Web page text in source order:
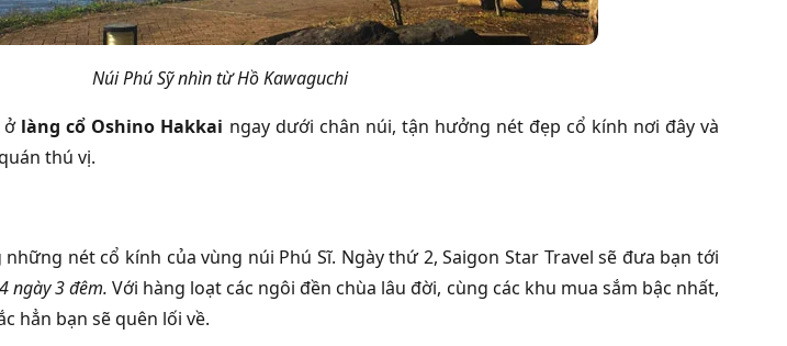
Núi Phú Sỹ nhìn từ Hồ Kawaguchi
ở làng cổ Oshino Hakkai ngay dưới chân núi, tận hưởng nét đẹp cổ kính nơi đây và
thú vị.
nét cổ kính của vùng núi Phú Sĩ. Ngày thứ 2, Saigon Star Travel sẽ đưa bạn tới
ngày 3 đêm. Với hàng loạt các ngôi đền chùa lâu đời, cùng các khu mua sắm bậc nhất,
hẳn bạn sẽ quên lối về.